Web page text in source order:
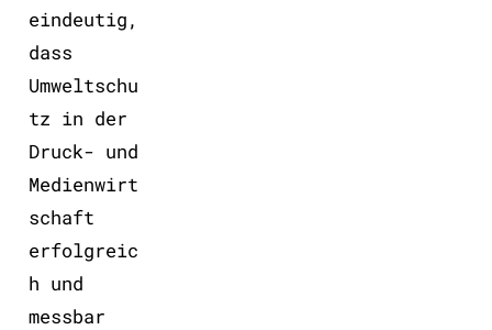
eindeutig,
dass
Umweltschu
tz in der
Druck- und
Medienwirt
schaft
erfolgreic
h und
messbar